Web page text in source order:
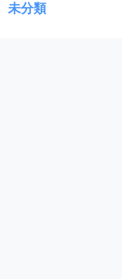
未分類